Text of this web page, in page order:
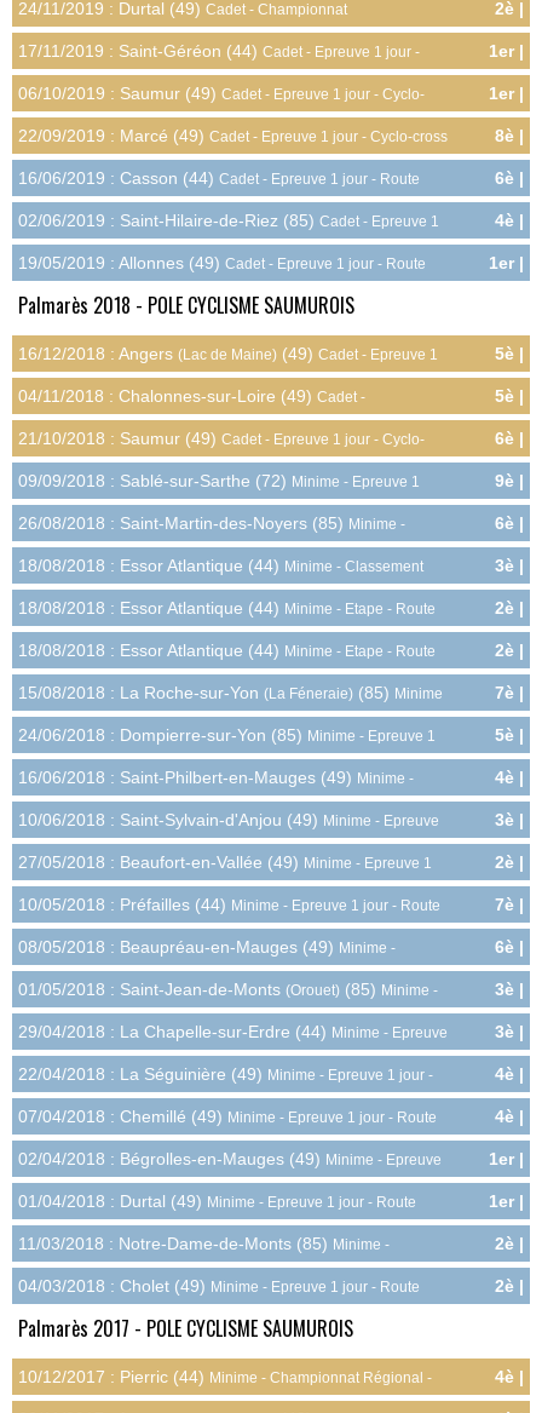
24/11/2019 : Durtal (49) Cadet - Championnat
Départemental - Cyclo-cross
2è |
13.5pts
17/11/2019 : Saint-Géréon (44) Cadet - Epreuve 1 jour -
Cyclo-cross
1er |
10.0pts
06/10/2019 : Saumur (49) Cadet - Epreuve 1 jour - Cyclo-
cross
1er |
10.0pts
22/09/2019 : Marcé (49) Cadet - Epreuve 1 jour - Cyclo-cross
8è |
3.0pts
16/06/2019 : Casson (44) Cadet - Epreuve 1 jour - Route
6è |
5.0pts
02/06/2019 : Saint-Hilaire-de-Riez (85) Cadet - Epreuve 1
jour - Route
4è |
7.0pts
19/05/2019 : Allonnes (49) Cadet - Epreuve 1 jour - Route
1er |
10.0pts
Palmarès 2018 - POLE CYCLISME SAUMUROIS
16/12/2018 : Angers (Lac de Maine) (49) Cadet - Epreuve 1
jour - Cyclo-cross
5è |
6.0pts
04/11/2018 : Chalonnes-sur-Loire (49) Cadet -
Championnat Départemental - Cyclo-cross
5è |
9.0pts
21/10/2018 : Saumur (49) Cadet - Epreuve 1 jour - Cyclo-
cross
6è |
5.0pts
09/09/2018 : Sablé-sur-Sarthe (72) Minime - Epreuve 1
jour - Route
9è |
2.0pts
26/08/2018 : Saint-Martin-des-Noyers (85) Minime -
Epreuve 1 jour - Route
6è |
5.0pts
18/08/2018 : Essor Atlantique (44) Minime - Classement
Général - Route
3è |
12.0pts
18/08/2018 : Essor Atlantique (44) Minime - Etape - Route
2è |
4.5pts
18/08/2018 : Essor Atlantique (44) Minime - Etape - Route
2è |
4.5pts
15/08/2018 : La Roche-sur-Yon (La Féneraie) (85) Minime
- Epreuve 1 jour - Route
7è |
4.0pts
24/06/2018 : Dompierre-sur-Yon (85) Minime - Epreuve 1
jour - Route
5è |
6.0pts
16/06/2018 : Saint-Philbert-en-Mauges (49) Minime -
Epreuve 1 jour - Route
4è |
7.0pts
10/06/2018 : Saint-Sylvain-d'Anjou (49) Minime - Epreuve
1 jour - Route
3è |
8.0pts
27/05/2018 : Beaufort-en-Vallée (49) Minime - Epreuve 1
jour - Route
2è |
9.0pts
10/05/2018 : Préfailles (44) Minime - Epreuve 1 jour - Route
7è |
4.0pts
08/05/2018 : Beaupréau-en-Mauges (49) Minime -
Championnat Départemental - Route
6è |
7.5pts
01/05/2018 : Saint-Jean-de-Monts (Orouet) (85) Minime -
Epreuve 1 jour - Route
3è |
8.0pts
29/04/2018 : La Chapelle-sur-Erdre (44) Minime - Epreuve
1 jour - Route
3è |
8.0pts
22/04/2018 : La Séguinière (49) Minime - Epreuve 1 jour -
Route
4è |
7.0pts
07/04/2018 : Chemillé (49) Minime - Epreuve 1 jour - Route
4è |
7.0pts
02/04/2018 : Bégrolles-en-Mauges (49) Minime - Epreuve
1 jour - Route
1er |
10.0pts
01/04/2018 : Durtal (49) Minime - Epreuve 1 jour - Route
1er |
10.0pts
11/03/2018 : Notre-Dame-de-Monts (85) Minime -
Epreuve 1 jour - Route
2è |
9.0pts
04/03/2018 : Cholet (49) Minime - Epreuve 1 jour - Route
2è |
9.0pts
Palmarès 2017 - POLE CYCLISME SAUMUROIS
10/12/2017 : Pierric (44) Minime - Championnat Régional -
Cyclo-cross
4è |
14.0pts